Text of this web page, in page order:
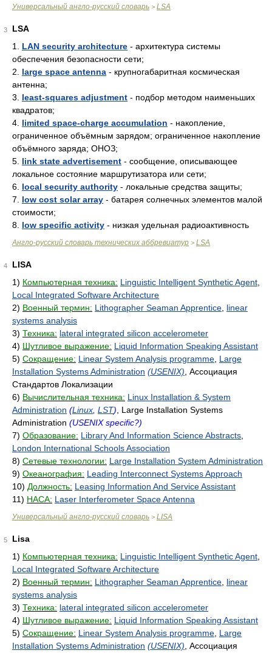
Универсальный англо-русский словарь > LSA
3
LSA
1. LAN security architecture - архитектура системы
обеспечения безопасности сети;
2. large space antenna - крупногабаритная космическая
антенна;
3. least-squares adjustment - подбор методом наименьших
квадратов;
4. limited space-charge accumulation - накопление,
ограниченное объёмным зарядом; ограниченное накопление
объёмного заряда; ОНОЗ;
5. link state advertisement - сообщение, описывающее
локальное состояние маршрутизатора или сети;
6. local security authority - локальные средства защиты;
7. low cost solar array - батарея солнечных элементов малой
стоимости;
8. low specific activity - низкая удельная радиоактивность
Англо-русский словарь технических аббревиатур > LSA
4
LISA
1) Компьютерная техника: Linguistic Intelligent Synthetic Agent
Local Integrated Software Architecture
2) Военный термин: Lithographer Seaman Apprentice linear
systems analysis
3) Техника: lateral integrated silicon accelerometer
4) Шутливое выражение: Liquid Information Speaking Assistant
5) Сокращение: Linear System Analysis programme Large
Installation Systems Administration (USENIX) , Ассоциация
Стандартов Локализации
6) Вычислительная техника: Linux Installation & System
Administration (Linux LST) , Large Installation Systems
Administration (USENIX specific?)
7) Образование: Library And Information Science Abstracts
London International Schools Association
8) Сетевые технологии: Large Installation System Administration
9) Океанография: Leading Interconnect Systems Approach
10) Должность: Leasing Information And Service Assistant
11) НАСА: Laser Interferometer Space Antenna
Универсальный англо-русский словарь > LISA
5
Lisa
1) Компьютерная техника: Linguistic Intelligent Synthetic Agent
Local Integrated Software Architecture
2) Военный термин: Lithographer Seaman Apprentice linear
systems analysis
3) Техника: lateral integrated silicon accelerometer
4) Шутливое выражение: Liquid Information Speaking Assistant
5) Сокращение: Linear System Analysis programme Large
Installation Systems Administration (USENIX) , Ассоциация